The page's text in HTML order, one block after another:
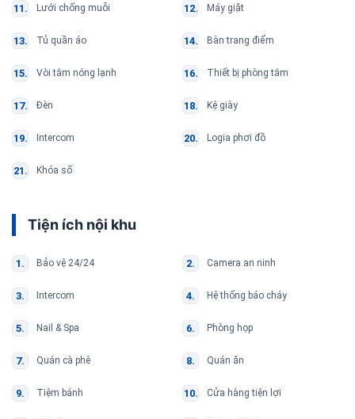
Lưới chống muỗi Máy giặt
Tủ quần áo Bàn trang điểm
Vòi tắm nóng lạnh Thiết bị phòng tắm
Đèn Kệ giày
Intercom Logia phơi đồ
Khóa số
Tiện ích nội khu
Bảo vệ 24/24 Camera an ninh
Intercom Hệ thống báo cháy
Nail & Spa Phòng họp
Quán cà phê Quán ăn
Tiệm bánh Cửa hàng tiện lợi